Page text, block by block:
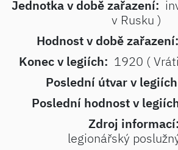
Jednotka v době zařazení:
v Rusku )
Hodnost v době zařazení:
Konec v legiích: 1920 (
Poslední útvar v
Poslední hodnost v
Zdroj informací:
legionářský